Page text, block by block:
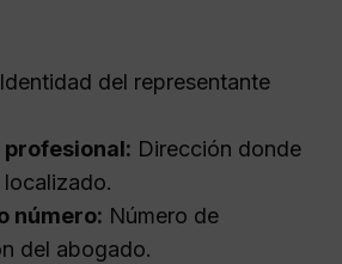
Identidad del representante
Dirección donde
número: Número de
del abogado.